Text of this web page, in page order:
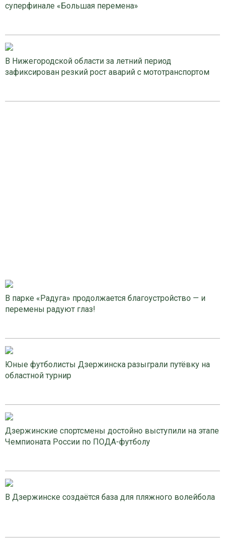
суперфинале «Большая перемена»
В Нижегородской области за летний период
зафиксирован резкий рост аварий с мототранспортом
В парке «Радуга» продолжается благоустройство — и
перемены радуют глаз!
Юные футболисты Дзержинска разыграли путёвку на
областной турнир
Дзержинские спортсмены достойно выступили на этапе
Чемпионата России по ПОДА-футболу
В Дзержинске создаётся база для пляжного волейбола